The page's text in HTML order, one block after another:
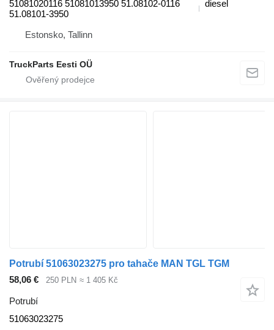
51081020116 51081013950 51.08102-0116
51.08101-3950
diesel
Estonsko, Tallinn
TruckParts Eesti OÜ
Potrubí 51063023275 pro tahače MAN TGL TGM
58,06 €
250 PLN ≈ 1 405 Kč
Potrubí
51063023275